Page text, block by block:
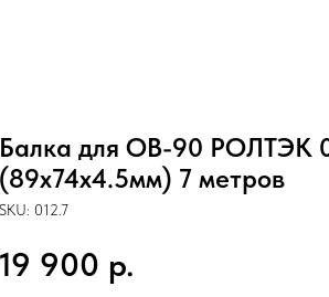
Балка для ОВ-90 РОЛТЭК
(89х74х4.5мм) 7 метров
SKU: 012.7
19 900 р.